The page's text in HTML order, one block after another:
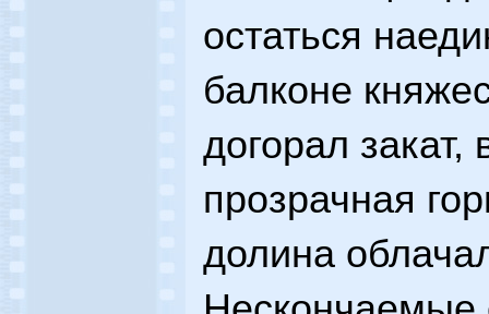
остаться
балконе
догорал закат,
прозрачная
долина